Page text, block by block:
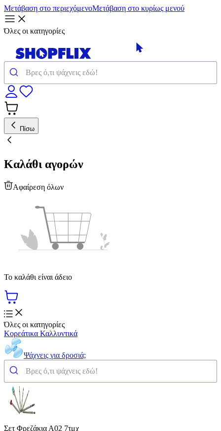
Μετάβαση στο περιεχόμενοΜετάβαση στο κυρίως μενού
Όλες οι κατηγορίες
Πίσω
Καλάθι αγορών
Αφαίρεση όλων
Το καλάθι είναι άδειο
Όλες οι κατηγορίες
Κορεάτικα Καλλυντικά
Ψάχνεις για δροσιά;
Σετ Φρεζάκια Α02 7τμχ